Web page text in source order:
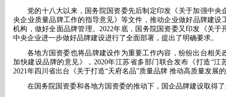
党的十八大以来，国务院国资委先后制定印发《关于加强中
央企业质量品牌工作的指导意见》等文件，推动企业做好品牌建设
机构，做好全面品牌管理。2022年底，国务院国资委又印发《关
中央企业进一步做好品牌建设进行了全面部署，提出了明确要求。
各地方国资委也将品牌建设作为重要工作内容，纷纷出台相关
加快建设品牌的意见》，2020年江苏省多部门联合发布《打造“
2021年四川省出台《关于打造“天府名品”质量品牌 推动高质量发展
在国务院国资委和各地方国资委的推动下，国企品牌建设取得